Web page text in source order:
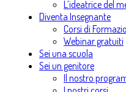
L’ideatrice del
Diventa Insegnante
Corsi di
Webinar gratuiti
Sei una scuola
Sei un genitore
Il nostro